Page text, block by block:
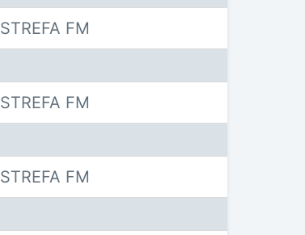
STREFA FM
STREFA FM
STREFA FM